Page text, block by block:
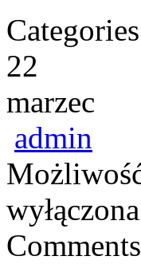
22
marzec
admin
wyłączona
Comments